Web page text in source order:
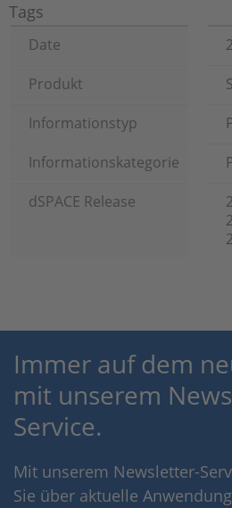
Tags
Date
Produkt
Informationstyp
Informationskategorie
dSPACE Release
Immer auf dem
mit unserem
Service.
Mit unserem Newsletter-
Sie über aktuelle